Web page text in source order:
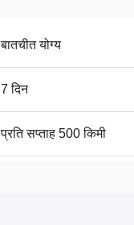
बातचीत योग्य
7 दिन
प्रति सप्ताह 500 किमी